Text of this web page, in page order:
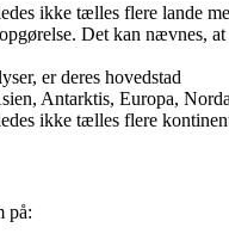
ikke tælles flere lande
Det kan nævnes,
er deres hovedstad
Antarktis, Europa,
ikke tælles flere
på: